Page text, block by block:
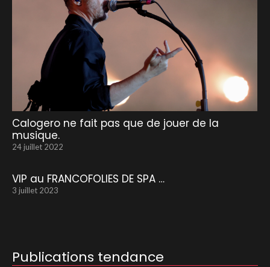
Calogero ne fait pas que de jouer de la
musique.
24 juillet 2022
VIP au FRANCOFOLIES DE SPA …
3 juillet 2023
Publications tendance